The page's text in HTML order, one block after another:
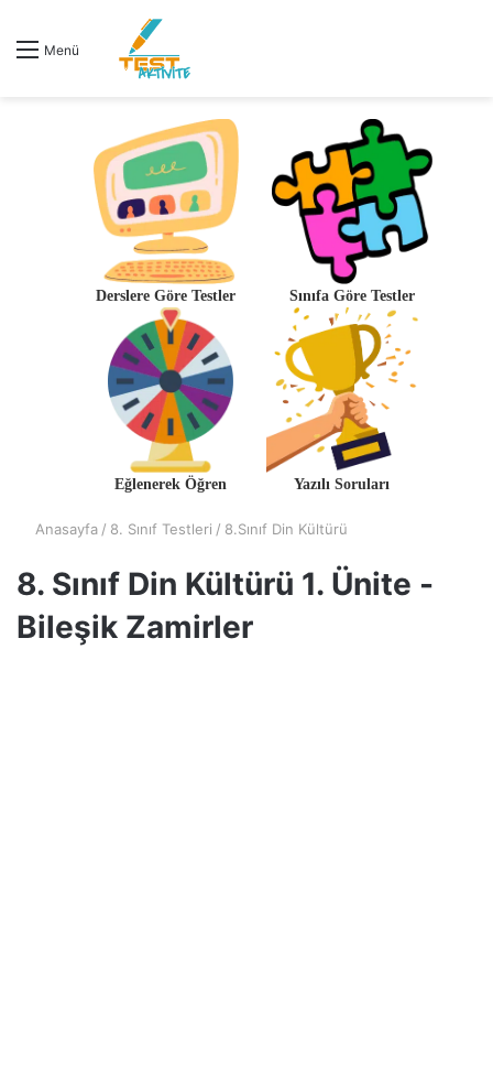
Menü
Derslere Göre Testler Sınıfa Göre Testler
Eğlenerek Öğren Yazılı Soruları
Anasayfa / 8. Sınıf Testleri / 8.Sınıf Din Kültürü
8. Sınıf Din Kültürü 1. Ünite -
Bileşik Zamirler